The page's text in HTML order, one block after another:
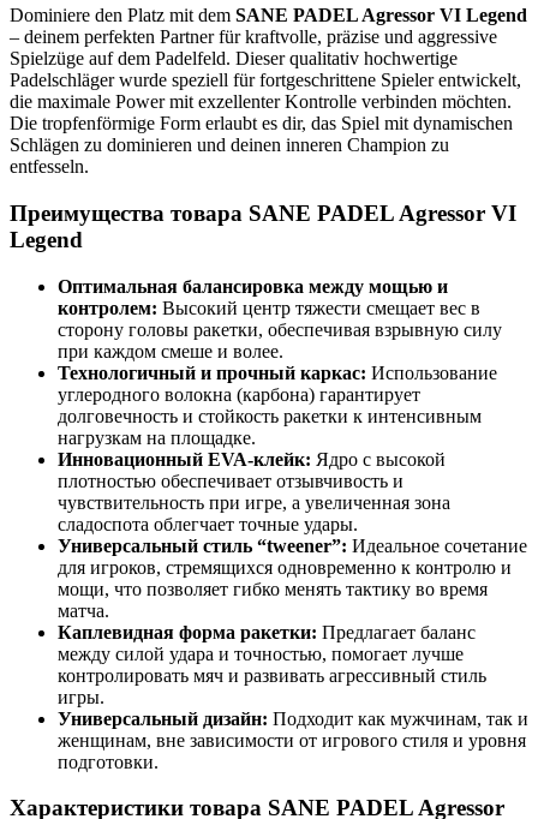
Dominiere den Platz mit dem SANE PADEL Agressor VI Legend
– deinem perfekten Partner für kraftvolle, präzise und aggressive
Spielzüge auf dem Padelfeld. Dieser qualitativ hochwertige
Padelschläger wurde speziell für fortgeschrittene Spieler entwickelt,
die maximale Power mit exzellenter Kontrolle verbinden möchten.
Die tropfenförmige Form erlaubt es dir, das Spiel mit dynamischen
Schlägen zu dominieren und deinen inneren Champion zu
entfesseln.
Преимущества товара SANE PADEL Agressor VI
Legend
Оптимальная балансировка между мощью и
контролем: Высокий центр тяжести смещает вес в
сторону головы ракетки, обеспечивая взрывную силу
при каждом смеше и волее.
Технологичный и прочный каркас: Использование
углеродного волокна (карбона) гарантирует
долговечность и стойкость ракетки к интенсивным
нагрузкам на площадке.
Инновационный EVA-клейк: Ядро с высокой
плотностью обеспечивает отзывчивость и
чувствительность при игре, а увеличенная зона
сладоспота облегчает точные удары.
Универсальный стиль “tweener”: Идеальное сочетание
для игроков, стремящихся одновременно к контролю и
мощи, что позволяет гибко менять тактику во время
матча.
Каплевидная форма ракетки: Предлагает баланс
между силой удара и точностью, помогает лучше
контролировать мяч и развивать агрессивный стиль
игры.
Универсальный дизайн: Подходит как мужчинам, так и
женщинам, вне зависимости от игрового стиля и уровня
подготовки.
Характеристики товара SANE PADEL Agressor